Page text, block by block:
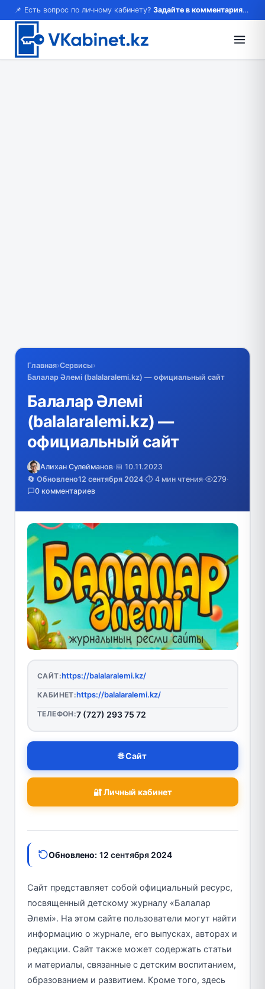
📌 Есть вопрос по личному кабинету? Задайте в комментариях — ответим!
Главная›Сервисы›
Балалар Әлемі (balalaralemi.kz) — официальный сайт
Балалар Әлемі
(balalaralemi.kz) —
официальный сайт
Алихан Сулейманов·📅 10.11.2023
🔄 Обновлено12 сентября 2024·⏱️ 4 мин чтения· 279·
0 комментариев
САЙТ:https://balalaralemi.kz/
КАБИНЕТ:https://balalaralemi.kz/
ТЕЛЕФОН:7 (727) 293 75 72
🌐 Сайт
🔐 Личный кабинет
Обновлено: 12 сентября 2024
Сайт представляет собой официальный ресурс,
посвященный детскому журналу «Балалар
Әлемі». На этом сайте пользователи могут найти
информацию о журнале, его выпусках, авторах и
редакции. Сайт также может содержать статьи
и материалы, связанные с детским воспитанием,
образованием и развитием. Кроме того, здесь